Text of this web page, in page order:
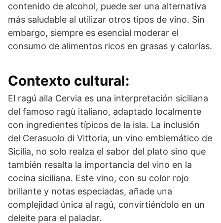
contenido de alcohol, puede ser una alternativa
más saludable al utilizar otros tipos de vino. Sin
embargo, siempre es esencial moderar el
consumo de alimentos ricos en grasas y calorías.
Contexto cultural:
El ragú alla Cervia es una interpretación siciliana
del famoso ragù italiano, adaptado localmente
con ingredientes típicos de la isla. La inclusión
del Cerasuolo di Vittoria, un vino emblemático de
Sicilia, no solo realza el sabor del plato sino que
también resalta la importancia del vino en la
cocina siciliana. Este vino, con su color rojo
brillante y notas especiadas, añade una
complejidad única al ragú, convirtiéndolo en un
deleite para el paladar.